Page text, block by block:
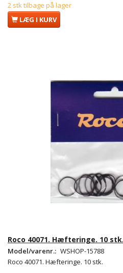
2 stk tilbage på lager
LÆG I KURV
Roco 40071. Hæfteringe. 10 stk.
Model/varenr.: WSHOP-15788
Roco 40071. Hæfteringe. 10 stk.